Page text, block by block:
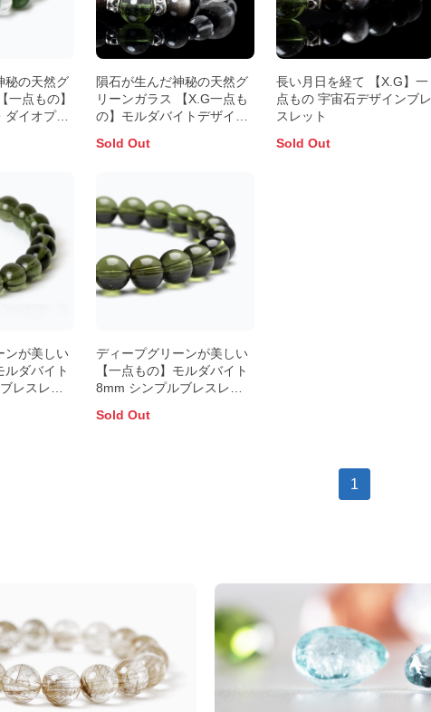
秘の天然グ
一点もの】
ダイオプサ
隕石が生んだ神秘の天然グ
リーンガラス 【X.G一点も
の】モルダバイトデザイン
Sold Out
長い月日を経て 【X.G】一
点もの 宇宙石デザインブレ
スレット
Sold Out
ンが美しい
ルダバイト
レスレッ
ディープグリーンが美しい
【一点もの】モルダバイト
8mm シンプルブレスレッ
Sold Out
1